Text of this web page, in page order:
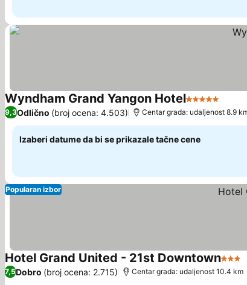
Wyndham Grand Yangon Hotel5 Zvezdice
9,3Odlično (broj ocena: 4.503) Centar grada: udaljenost 8.9
Izaberi datume da bi se prikazale tačne cene
Popularan izbor
Hotel Grand United - 21st Downtown3
7,5Dobro (broj ocena: 2.715) Centar grada: udaljenost 10.4 km